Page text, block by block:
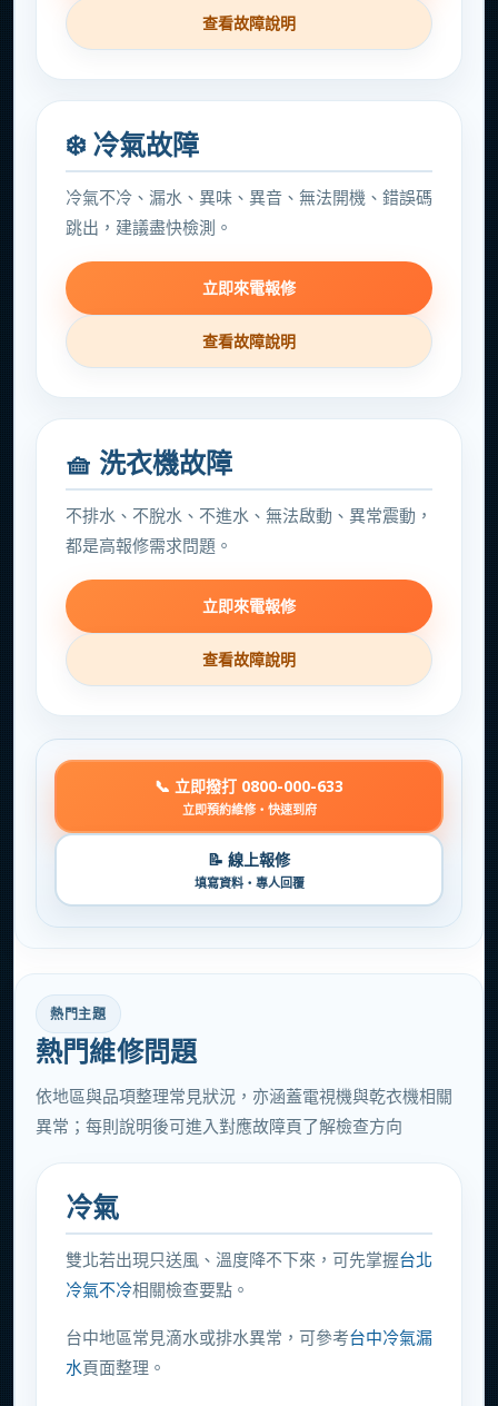
查看故障說明
❄️ 冷氣故障
冷氣不冷、漏水、異味、異音、無法開機、錯誤碼
跳出，建議盡快檢測。
立即來電報修
查看故障說明
🧺 洗衣機故障
不排水、不脫水、不進水、無法啟動、異常震動，
都是高報修需求問題。
立即來電報修
查看故障說明
📞 立即撥打 0800-000-633
立即預約維修・快速到府
📝 線上報修
填寫資料・專人回覆
熱門主題
熱門維修問題
依地區與品項整理常見狀況，亦涵蓋電視機與乾衣機相關
異常；每則說明後可進入對應故障頁了解檢查方向
冷氣
雙北若出現只送風、溫度降不下來，可先掌握台北
冷氣不冷相關檢查要點。
台中地區常見滴水或排水異常，可參考台中冷氣漏
水頁面整理。